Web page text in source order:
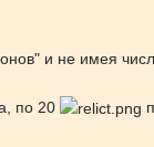
и не имея
по 20